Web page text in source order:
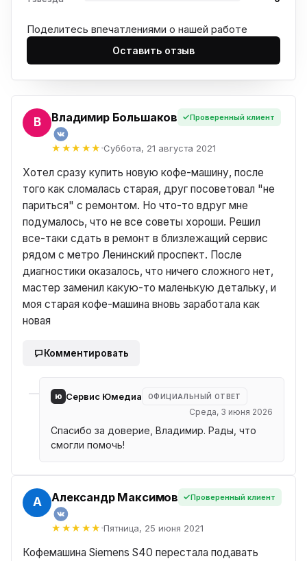
Поделитесь впечатлениями о нашей работе
Оставить отзыв
Владимир Большаков Проверенный клиент
Суббота, 21 августа 2021
Хотел сразу купить новую кофе-машину, после
того как сломалась старая, друг посоветовал "не
париться" с ремонтом. Но что-то вдруг мне
подумалось, что не все советы хороши. Решил
все-таки сдать в ремонт в близлежащий сервис
рядом с метро Ленинский проспект. После
диагностики оказалось, что ничего сложного нет,
мастер заменил какую-то маленькую детальку, и
моя старая кофе-машина вновь заработала как
новая
Комментировать
ю Сервис Юмедиа ОФИЦИАЛЬНЫЙ ОТВЕТ
Среда, 3 июня 2026
Спасибо за доверие, Владимир. Рады, что
смогли помочь!
Александр Максимов Проверенный клиент
Пятница, 25 июня 2021
Кофемашина Siemens S40 перестала подавать